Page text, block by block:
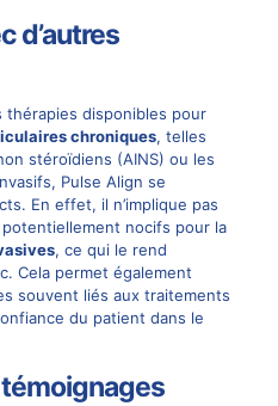
d’autres
thérapies disponibles pour
chroniques, telles
stéroïdiens (AINS) ou les
Pulse Align se
En effet, il n’implique pas
nocifs pour la
, ce qui le rend
Cela permet également
souvent liés aux traitements
du patient dans le